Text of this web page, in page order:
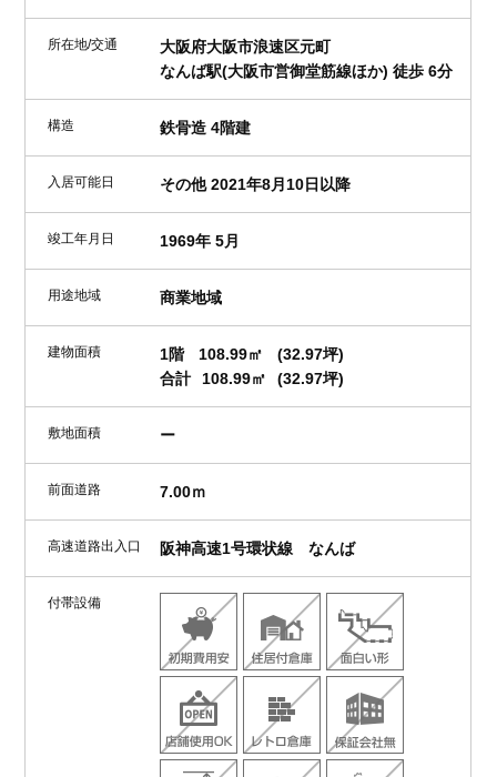
所在地/交通
大阪府大阪市浪速区元町
なんば駅(大阪市営御堂筋線ほか) 徒歩 6分
構造 鉄骨造 4階建
入居可能日 その他 2021年8月10日以降
竣工年月日 1969年 5月
用途地域 商業地域
建物面積 1階 108.99㎡
(32.97坪)
合計
108.99㎡ (32.97坪)
敷地面積 ー
前面道路 7.00ｍ
高速道路出入口 阪神高速1号環状線 なんば
付帯設備